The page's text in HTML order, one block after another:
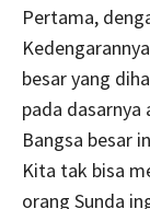
Pertama,
besar yang
pada dasarnya
Bangsa besar
Kita tak bisa
orang Sunda